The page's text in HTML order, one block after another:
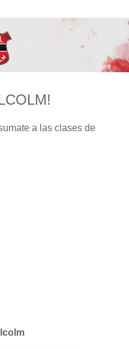
a las clases de